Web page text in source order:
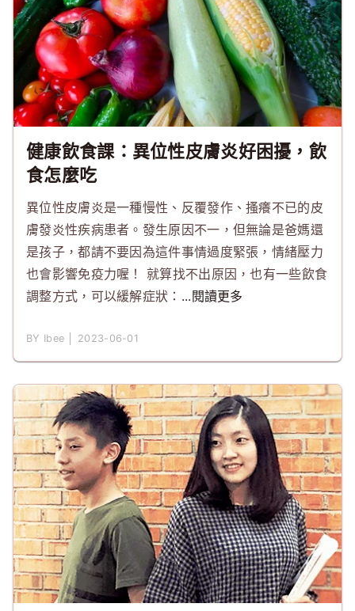
健康飲食課：異位性皮膚炎好困擾，飲
食怎麼吃
異位性皮膚炎是一種慢性、反覆發作、搔癢不已的皮
膚發炎性疾病患者。發生原因不一，但無論是爸媽還
是孩子，都請不要因為這件事情過度緊張，情緒壓力
也會影響免疫力喔！ 就算找不出原因，也有一些飲食
調整方式，可以緩解症狀： ...閱讀更多
BY Ibee │ 2023-06-01